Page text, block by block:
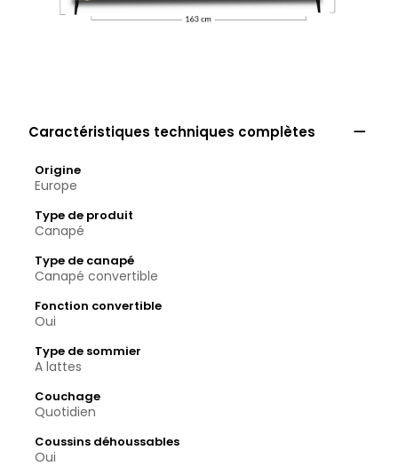
Caractéristiques techniques complètes 
Origine
Europe
Type de produit
Canapé
Type de canapé
Canapé convertible
Fonction convertible
Oui
Type de sommier
A lattes
Couchage
Quotidien
Coussins déhoussables
Oui